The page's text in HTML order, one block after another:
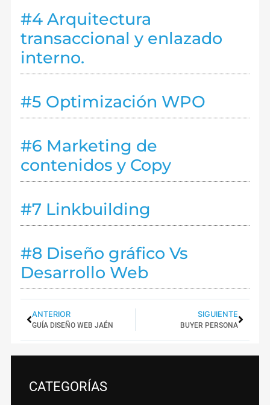
#4 Arquitectura
transaccional y enlazado
interno.
#5 Optimización WPO
#6 Marketing de
contenidos y Copy
#7 Linkbuilding
#8 Diseño gráfico Vs
Desarrollo Web
ANTERIOR
GUÍA DISEÑO WEB JAÉN
SIGUIENTE
BUYER PERSONA
CATEGORÍAS